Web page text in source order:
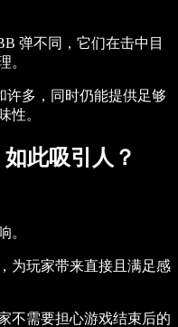
弹不同，它们在击中目
。
许多，同时仍能提供足够
性。
此吸引人？
。
为玩家带来直接且满足感
不需要担心游戏结束后的